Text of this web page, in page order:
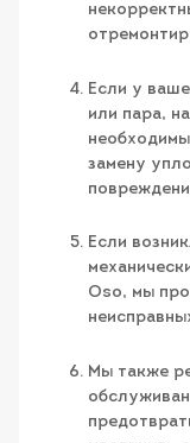
Если у
или пара,
замену
Если
Oso, мы
Мы также